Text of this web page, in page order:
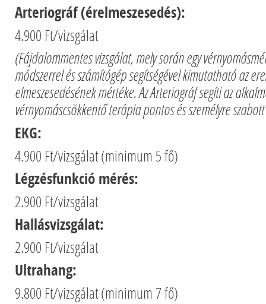
Arteriográf (érelmeszesedés):
4.900 Ft/vizsgálat
(Fájdalommentes vizsgálat, mely során egy
módszerrel és számítógép segítségével kimutatható az
elmeszesedésének mértéke. Az Arteriográf segíti az
vérnyomáscsökkentő terápia pontos és személyre
EKG:
4.900 Ft/vizsgálat (minimum 5 fő)
Légzésfunkció mérés:
2.900 Ft/vizsgálat
Hallásvizsgálat:
2.900 Ft/vizsgálat
Ultrahang:
9.800 Ft/vizsgálat (minimum 7 fő)